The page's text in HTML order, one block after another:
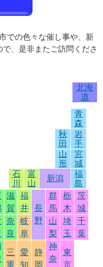
での色々な催し事や、新
、是非またご訪問くださ
北海
道
青
森
秋
田
岩
手
山
形
宮
城
石
川
富
山
新潟
福
島
滋
賀
福
井
長
野
群
馬
栃
木
茨
城
奈
良
岐
阜
山
梨
埼
玉
千
葉
三
重
愛
知
静
岡
神
奈
東
京